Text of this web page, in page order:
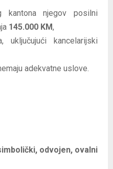
kantona njegov posilni
145.000 KM,
kancelarijski
adekvatne uslove.
odvojen, ovalni